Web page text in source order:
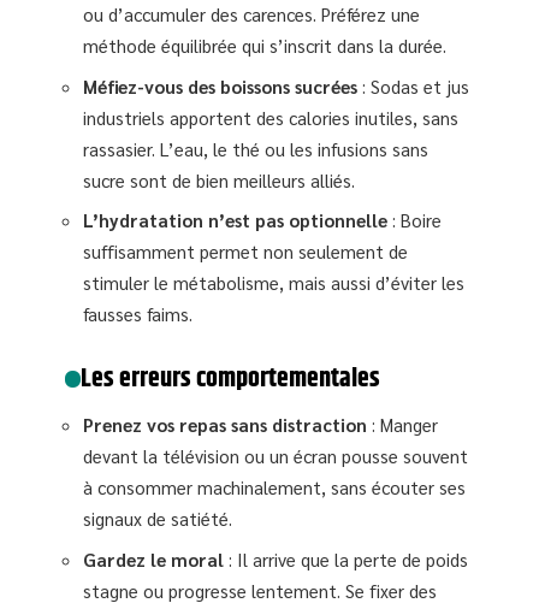
ou d’accumuler des carences. Préférez une
méthode équilibrée qui s’inscrit dans la durée.
Méfiez-vous des boissons sucrées : Sodas et jus
industriels apportent des calories inutiles, sans
rassasier. L’eau, le thé ou les infusions sans
sucre sont de bien meilleurs alliés.
L’hydratation n’est pas optionnelle : Boire
suffisamment permet non seulement de
stimuler le métabolisme, mais aussi d’éviter les
fausses faims.
Les erreurs comportementales
Prenez vos repas sans distraction : Manger
devant la télévision ou un écran pousse souvent
à consommer machinalement, sans écouter ses
signaux de satiété.
Gardez le moral : Il arrive que la perte de poids
stagne ou progresse lentement. Se fixer des